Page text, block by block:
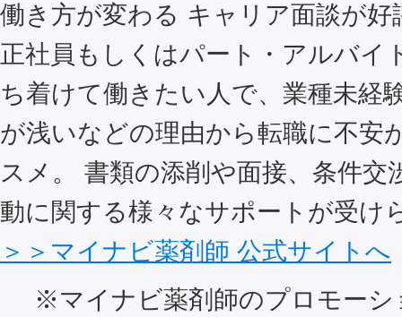
働き方が変わる キャリア面談が好
正社員もしくはパート・アルバイ
ち着けて働きたい人で、業種未経
が浅いなどの理由から転職に不安
スメ。 書類の添削や面接、条件交
動に関する様々なサポートが受け
＞＞マイナビ薬剤師 公式サイトへ
※マイナビ薬剤師のプロモーシ